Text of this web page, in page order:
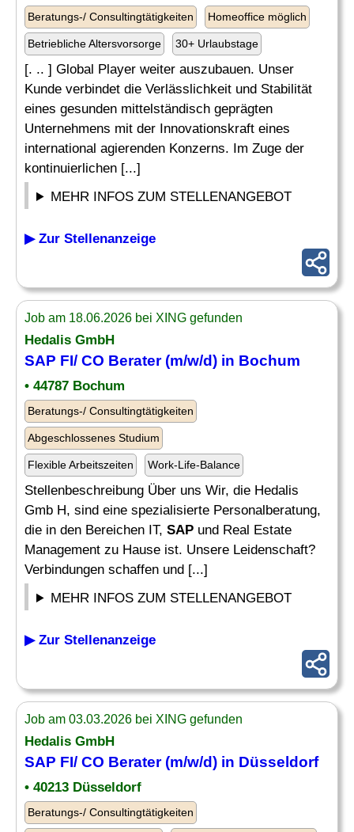
Beratungs-/ Consultingtätigkeiten Homeoffice möglich
Betriebliche Altersvorsorge 30+ Urlaubstage
[. .. ] Global Player weiter auszubauen. Unser
Kunde verbindet die Verlässlichkeit und Stabilität
eines gesunden mittelständisch geprägten
Unternehmens mit der Innovationskraft eines
international agierenden Konzerns. Im Zuge der
kontinuierlichen [...]
MEHR INFOS ZUM STELLENANGEBOT
▶ Zur Stellenanzeige
Job am 18.06.2026 bei XING gefunden
Hedalis GmbH
SAP FI/ CO Berater(m/w/d) in Bochum
• 44787 Bochum
Beratungs-/ Consultingtätigkeiten
Abgeschlossenes Studium
Flexible Arbeitszeiten Work-Life-Balance
Stellenbeschreibung Über uns Wir, die Hedalis
Gmb H, sind eine spezialisierte Personalberatung,
die in den Bereichen IT, SAP und Real Estate
Management zu Hause ist. Unsere Leidenschaft?
Verbindungen schaffen und [...]
MEHR INFOS ZUM STELLENANGEBOT
▶ Zur Stellenanzeige
Job am 03.03.2026 bei XING gefunden
Hedalis GmbH
SAP FI/ CO Berater(m/w/d) in Düsseldorf
• 40213 Düsseldorf
Beratungs-/ Consultingtätigkeiten